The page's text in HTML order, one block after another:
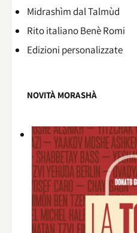
Midrashìm dal Talmùd
Rito italiano Benè Romi​
Edizioni personalizzate
NOVITÀ MORASHÀ